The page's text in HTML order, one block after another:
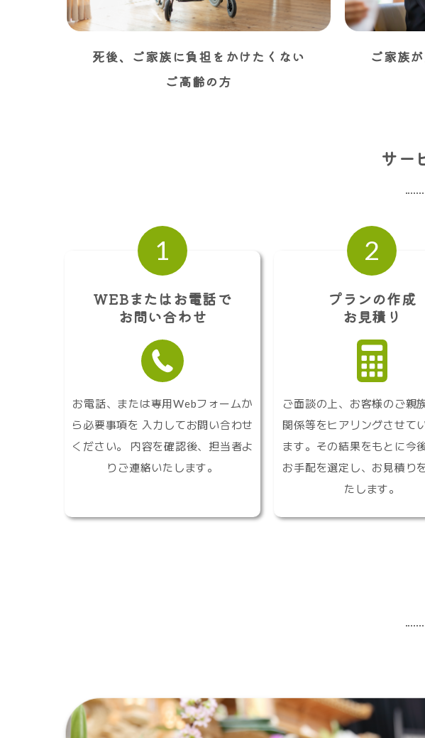
死後、ご家族に負担をかけたくない
ご高齢の方
ご家族
サー
1
WEBまたはお電話で
お問い合わせ
お電話、または専用Webフォームか
ら必要事項を 入力してお問い合わせ
ください。 内容を確認後、担当者よ
りご連絡いたします。
2
プランの作成
お見積り
ご面談の上、お客様のご親
関係等をヒアリングさせて
ます。その結果をもとに今
お手配を選定し、お見積り
たします。